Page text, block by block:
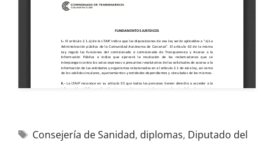
Consejería de Sanidad, diplomas, Diputado del